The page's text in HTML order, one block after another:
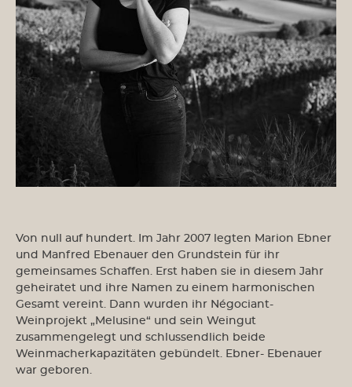
Von null auf hundert. Im Jahr 2007 legten Marion Ebner
und Manfred Ebenauer den Grundstein für ihr
gemeinsames Schaffen. Erst haben sie in diesem Jahr
geheiratet und ihre Namen zu einem harmonischen
Gesamt vereint. Dann wurden ihr Négociant-
Weinprojekt „Melusine“ und sein Weingut
zusammengelegt und schlussendlich beide
Weinmacherkapazitäten gebündelt. Ebner- Ebenauer
war geboren.